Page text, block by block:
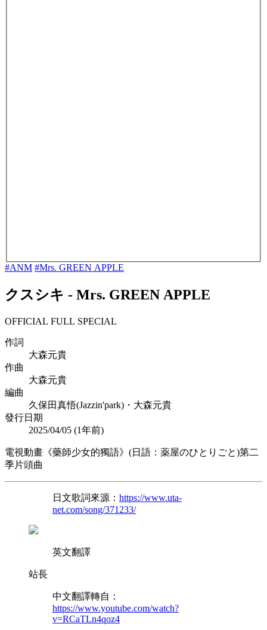
#ANM #Mrs. GREEN APPLE
クスシキ - Mrs. GREEN APPLE
OFFICIAL FULL SPECIAL
作詞
大森元貴
作曲
大森元貴
編曲
久保田真悟(Jazzin'park)・大森元貴
發行日期
2025/04/05 (1年前)
電視動畫《藥師少女的獨語》(日語：薬屋のひとりごと)第二
季片頭曲
日文歌詞來源： https://www.uta-
net.com/song/371233/
英文翻譯
站長
中文翻譯轉自：
https://www.youtube.com/watch?
v=RCaTLn4qoz4